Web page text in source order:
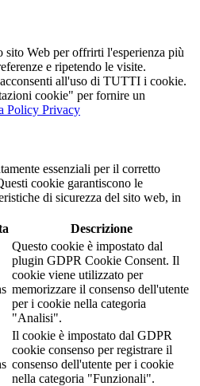
Web per offrirti l'esperienza più
e ripetendo le visite.
all'uso di TUTTI i cookie.
cookie" per fornire un
Policy Privacy
essenziali per il corretto
cookie garantiscono le
di sicurezza del sito web, in
Descrizione
Questo cookie è impostato dal
plugin GDPR Cookie Consent. Il
cookie viene utilizzato per
memorizzare il consenso dell'utente
per i cookie nella categoria
"Analisi".
Il cookie è impostato dal GDPR
cookie consenso per registrare il
consenso dell'utente per i cookie
nella categoria "Funzionali".